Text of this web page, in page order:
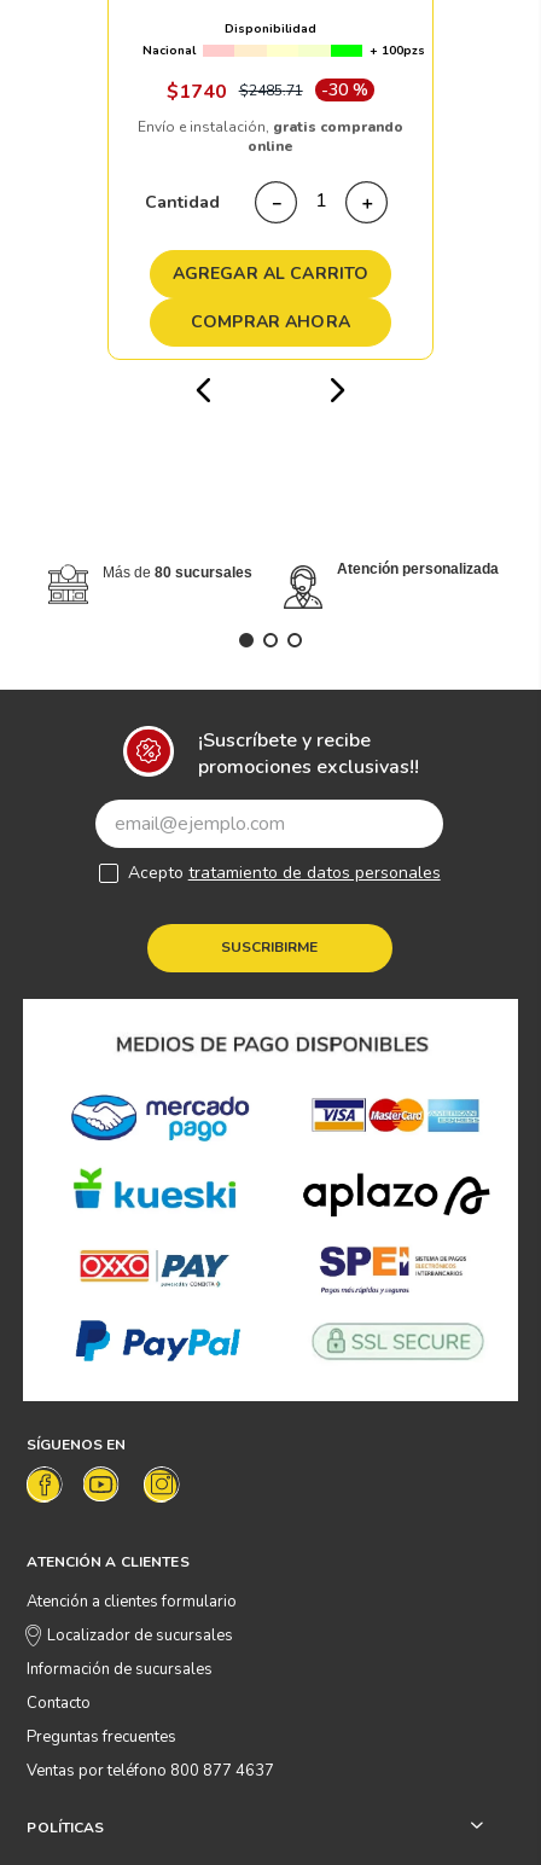
Disponibilidad
Nacional
+ 100pzs
$1740 $2485.71 -30 %
Envío e instalación, gratis comprando
online
Cantidad ＋
－
AGREGAR AL CARRITO
COMPRAR AHORA
Más de 80 sucursales Atención personalizada
¡Suscríbete y recibe
promociones exclusivas!!
SUSCRIBIRME
Acepto tratamiento de datos personales
SÍGUENOS EN
ATENCIÓN A CLIENTES
Atención a clientes formulario
Localizador de sucursales
Información de sucursales
Contacto
Preguntas frecuentes
Ventas por teléfono 800 877 4637
POLÍTICAS +